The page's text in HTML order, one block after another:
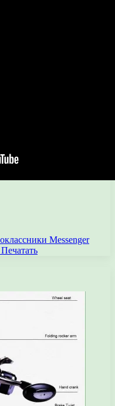
Messenger
Печатать